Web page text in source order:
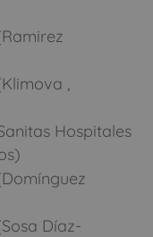
,
Hospitales
Díaz-